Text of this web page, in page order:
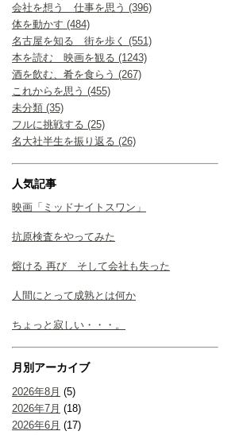
会社を想う 仕事を思う (396)
体を動かす (484)
名古屋を知る 街を歩く (551)
本を読む 映画を観る (1243)
酒を飲む、肴を食らう (267)
これからを思う (455)
未分類 (35)
フルに挑戦する (25)
名大社半生を振り返る (26)
人気記事
映画「ミッドナイトスワン」
抗原検査をやってみた
熔ける 再び そして会社も失った
人間にとって成熟とは何か
ちょっと寂しい・・・。
月別アーカイブ
2026年8月 (5)
2026年7月 (18)
2026年6月 (17)